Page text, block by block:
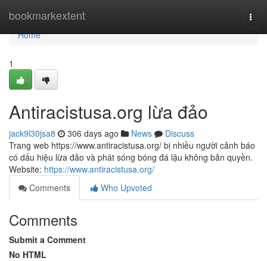
bookmarkextent
Home
Home
1
Antiracistusa.org lừa đảo
jack9l30jsa8 306 days ago News
Discuss
Trang web https://www.antiracistusa.org/ bị nhiều người cảnh báo
có dấu hiệu lừa đảo và phát sóng bóng đá lậu không bản quyền.
Website: https://www.antiracistusa.org/
Comments
Who Upvoted
Comments
Submit a Comment
No HTML